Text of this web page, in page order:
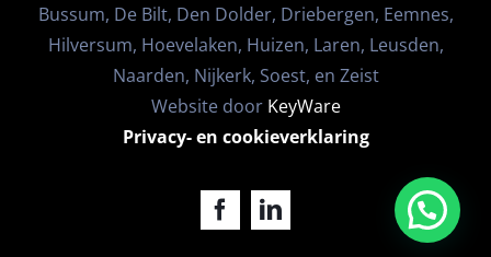
Bussum, De Bilt, Den Dolder, Driebergen, Eemnes,
Hilversum, Hoevelaken, Huizen, Laren, Leusden,
Naarden, Nijkerk, Soest, en Zeist
Website door KeyWare
Privacy- en cookieverklaring
FacebookLinkedIn